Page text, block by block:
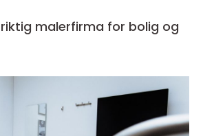
malerfirma for bolig og